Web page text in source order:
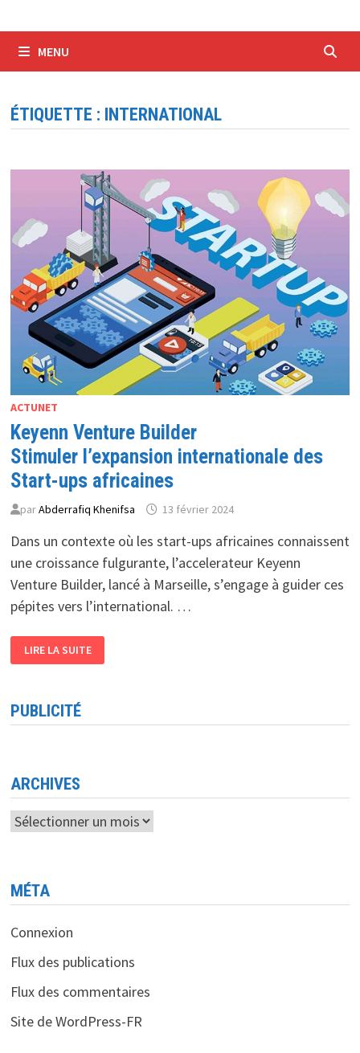
MENU
ÉTIQUETTE : INTERNATIONAL
ACTUNET
Keyenn Venture Builder
Stimuler l’expansion internationale des
Start-ups africaines
parAbderrafiq Khenifsa 13 février 2024
Dans un contexte où les start-ups africaines connaissent
une croissance fulgurante, l’accelerateur Keyenn
Venture Builder, lancé à Marseille, s’engage à guider ces
pépites vers l’international. …
VENTURE
BUILDER
INTERNATIONALE
DES
START-
LIRE LA SUITE
PUBLICITÉ
ARCHIVES
Archives
MÉTA
Connexion
Flux des publications
Flux des commentaires
Site de WordPress-FR